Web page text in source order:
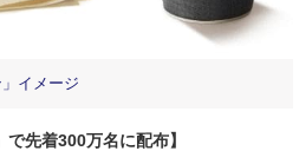
イメージ
で先着300万名に配布】